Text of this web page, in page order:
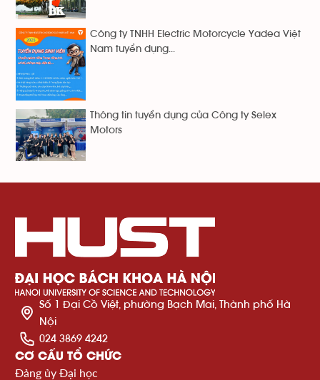
Công ty TNHH Electric Motorcycle Yadea Việt
Nam tuyển dụng...
Thông tin tuyển dụng của Công ty Selex
Motors
Số 1 Đại Cồ Việt, phường Bạch Mai, Thành phố Hà
Nội
024 3869 4242
CƠ CẤU TỔ CHỨC
Đảng ủy Đại học